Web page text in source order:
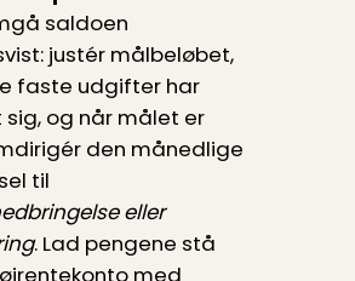
saldoen
justér målbeløbet,
faste udgifter har
og når målet er
den månedlige
til
eller
. Lad pengene stå
med